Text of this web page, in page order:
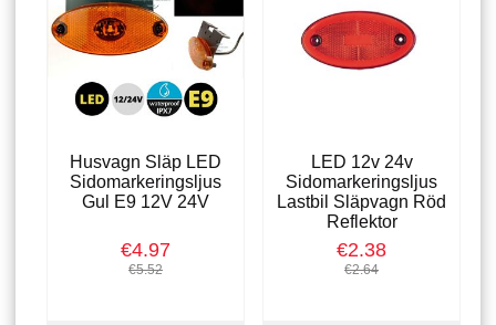
Husvagn Släp LED
Sidomarkeringsljus
Gul E9 12V 24V
€4.97
€5.52
LED 12v 24v
Sidomarkeringsljus
Lastbil Släpvagn Röd
Reflektor
€2.38
€2.64